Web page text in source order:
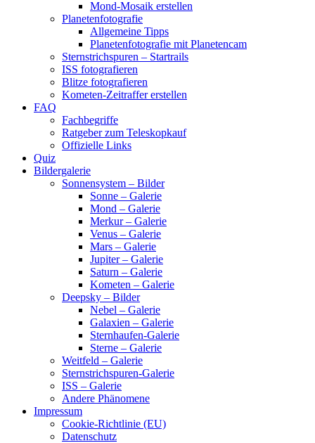
Mond-Mosaik erstellen
Planetenfotografie
Allgemeine Tipps
Planetenfotografie mit Planetencam
Sternstrichspuren – Startrails
ISS fotografieren
Blitze fotografieren
Kometen-Zeitraffer erstellen
FAQ
Fachbegriffe
Ratgeber zum Teleskopkauf
Offizielle Links
Quiz
Bildergalerie
Sonnensystem – Bilder
Sonne – Galerie
Mond – Galerie
Merkur – Galerie
Venus – Galerie
Mars – Galerie
Jupiter – Galerie
Saturn – Galerie
Kometen – Galerie
Deepsky – Bilder
Nebel – Galerie
Galaxien – Galerie
Sternhaufen-Galerie
Sterne – Galerie
Weitfeld – Galerie
Sternstrichspuren-Galerie
ISS – Galerie
Andere Phänomene
Impressum
Cookie-Richtlinie (EU)
Datenschutz